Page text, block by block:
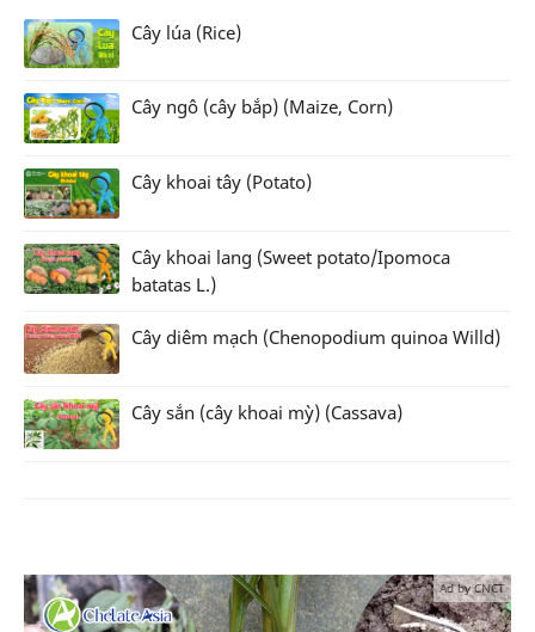
Cây lúa (Rice)
Cây ngô (cây bắp) (Maize, Corn)
Cây khoai tây (Potato)
Cây khoai lang (Sweet potato/Ipomoca
batatas L.)
Cây diêm mạch (Chenopodium quinoa Willd)
Cây sắn (cây khoai mỳ) (Cassava)
Ad by CNCT